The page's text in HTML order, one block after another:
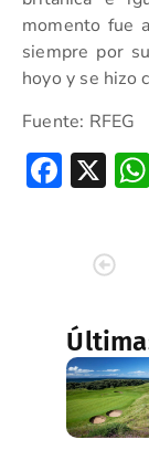
momento fue
siempre por
hoyo y se hizo
Fuente: RFEG
X